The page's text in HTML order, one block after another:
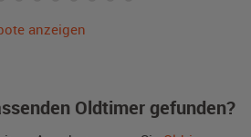
anzeigen
Oldtimer gefunden?